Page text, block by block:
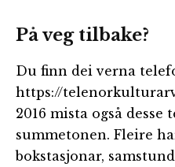
På veg tilbake?
Du finn dei verna
https://
2016 mista også desse
summetonen. Fleire
bokstasjonar,